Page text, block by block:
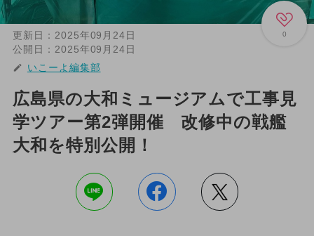
0
更新日： 2025年09月24日
公開日： 2025年09月24日
いこーよ編集部
広島県の大和ミュージアムで工事見
学ツアー第2弾開催 改修中の戦艦
大和を特別公開！